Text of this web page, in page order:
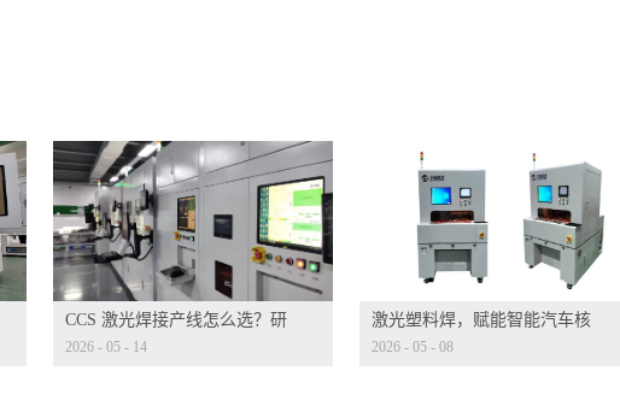
CCS 激光焊接产线怎么选？研
2026 - 05 - 14
激光塑料焊，赋能智能汽车核
2026 - 05 - 08